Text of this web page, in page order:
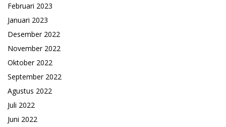
Februari 2023
Januari 2023
Desember 2022
November 2022
Oktober 2022
September 2022
Agustus 2022
Juli 2022
Juni 2022